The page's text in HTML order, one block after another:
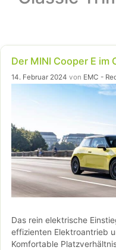
Der MINI Cooper E im
14. Februar 2024 von EMC -
Das rein elektrische
effizienten Elektroantrieb
Komfortable